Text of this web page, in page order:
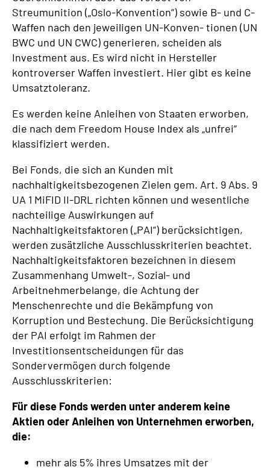
Streumunition („Oslo-Konvention“) sowie B- und C-
Waffen nach den jeweiligen UN-Konven- tionen (UN
BWC und UN CWC) generieren, scheiden als
Investment aus. Es wird nicht in Hersteller
kontroverser Waffen investiert. Hier gibt es keine
Umsatztoleranz.
Es werden keine Anleihen von Staaten erworben,
die nach dem Freedom House Index als „unfrei“
klassifiziert werden.
Bei Fonds, die sich an Kunden mit
nachhaltigkeitsbezogenen Zielen gem. Art. 9 Abs. 9
UA 1 MiFID II-DRL richten können und wesentliche
nachteilige Auswirkungen auf
Nachhaltigkeitsfaktoren („PAI“) berücksichtigen,
werden zusätzliche Ausschlusskriterien beachtet.
Nachhaltigkeitsfaktoren bezeichnen in diesem
Zusammenhang Umwelt-, Sozial- und
Arbeitnehmerbelange, die Achtung der
Menschenrechte und die Bekämpfung von
Korruption und Bestechung. Die Berücksichtigung
der PAI erfolgt im Rahmen der
Investitionsentscheidungen für das
Sondervermögen durch folgende
Ausschlusskriterien:
Für diese Fonds werden unter anderem keine
Aktien oder Anleihen von Unternehmen erworben,
die:
mehr als 5% ihres Umsatzes mit der